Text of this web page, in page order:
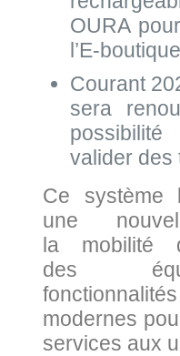
OURA
l’E-
Courant
sera
valider des
Ce système
une
la mobilité
des
modernes
services aux